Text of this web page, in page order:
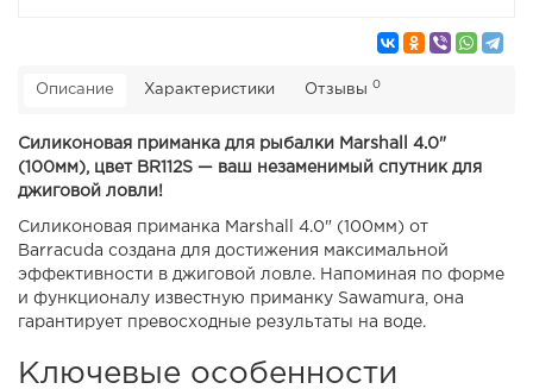
Описание Характеристики Отзывы 0
Силиконовая приманка для рыбалки Marshall 4.0"
(100мм), цвет BR112S — ваш незаменимый спутник для
джиговой ловли!
Силиконовая приманка Marshall 4.0" (100мм) от
Barracuda создана для достижения максимальной
эффективности в джиговой ловле. Напоминая по форме
и функционалу известную приманку Sawamura, она
гарантирует превосходные результаты на воде.
Ключевые особенности